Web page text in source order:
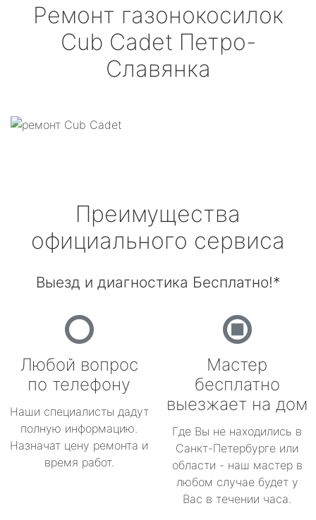
Ремонт газонокосилок
Cub Cadet Петро-
Славянка
Преимущества
официального сервиса
Выезд и диагностика Бесплатно!*
Любой вопрос
по телефону
Наши специалисты дадут
полную информацию.
Назначат цену ремонта и
время работ.
Мастер
бесплатно
выезжает на дом
Где Вы не находились в
Санкт-Петербурге или
области - наш мастер в
любом случае будет у
Вас в течении часа.